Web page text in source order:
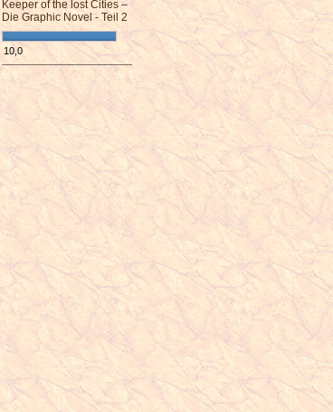
Keeper of the lost Cities –
Die Graphic Novel - Teil 2
10,0
¯¯¯¯¯¯¯¯¯¯¯¯¯¯¯¯¯¯¯¯¯¯¯¯